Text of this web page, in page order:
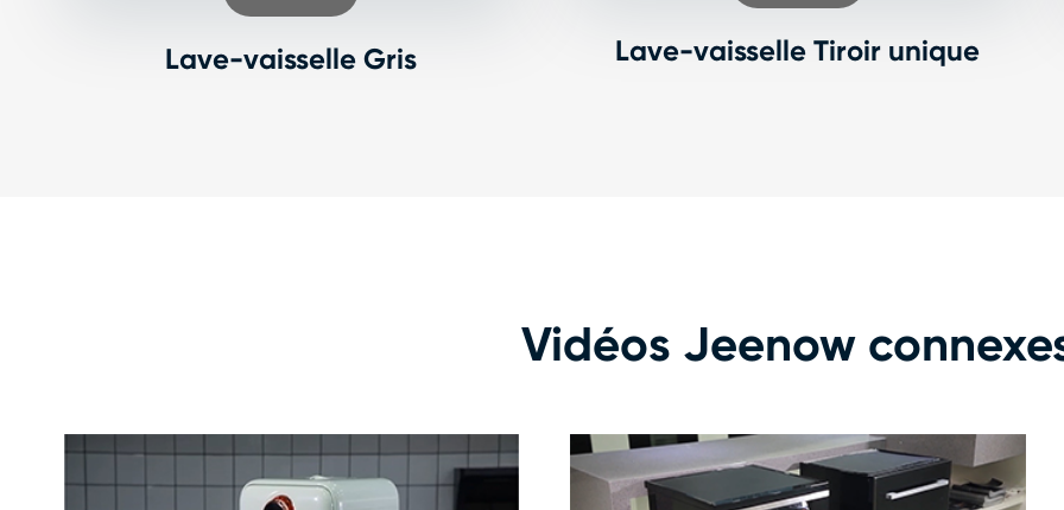
Lave-vaisselle Gris Lave-vaisselle Tiroir unique
Vidéos Jeenow